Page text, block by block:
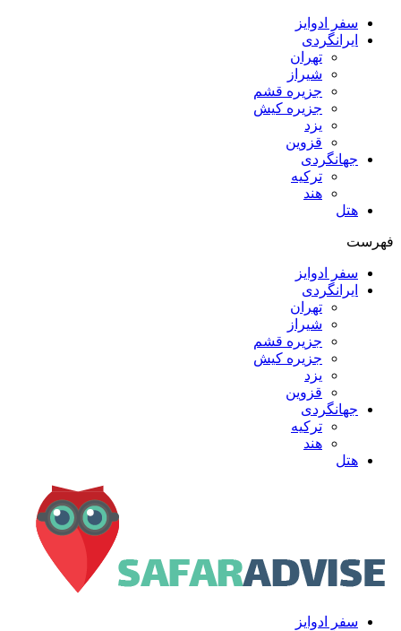
سفر ادوایز
ایرانگردی
تهران
شیراز
جزیره قشم
جزیره کیش
یزد
قزوین
جهانگردی
ترکیه
هند
هتل
فهرست
سفر ادوایز
ایرانگردی
تهران
شیراز
جزیره قشم
جزیره کیش
یزد
قزوین
جهانگردی
ترکیه
هند
هتل
سفر ادوایز